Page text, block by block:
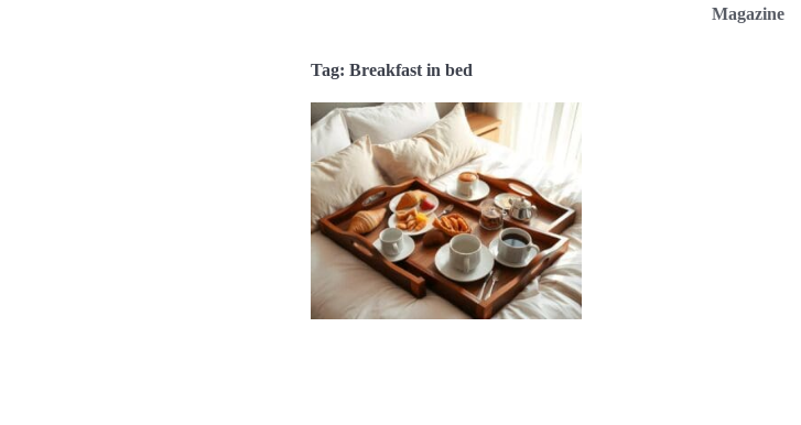
Magazine
Tag: Breakfast in bed